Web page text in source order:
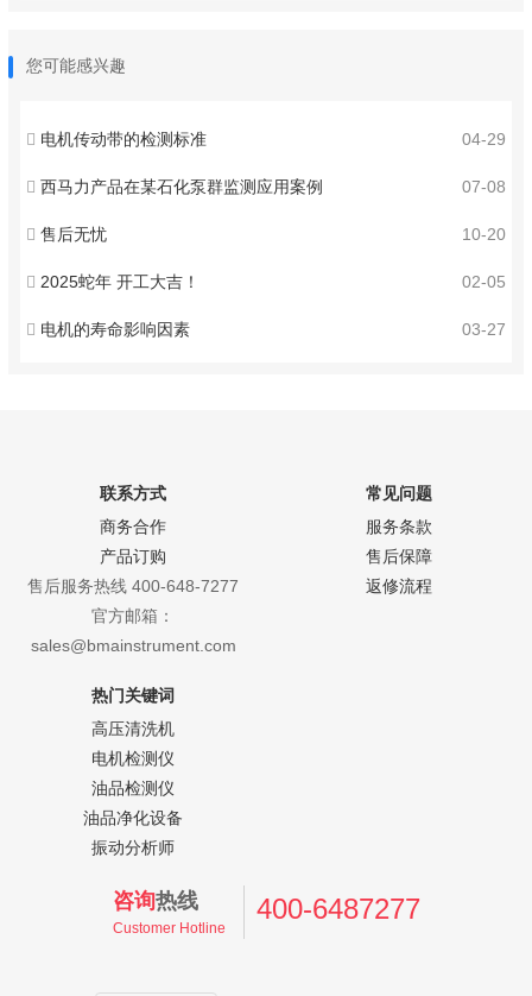
您可能感兴趣
04-29
电机传动带的检测标准
07-08
西马力产品在某石化泵群监测应用案例
10-20
售后无忧
02-05
2025蛇年 开工大吉！
03-27
电机的寿命影响因素
联系方式
商务合作
产品订购
售后服务热线 400-648-7277
官方邮箱：
sales@bmainstrument.com
常见问题
服务条款
售后保障
返修流程
热门关键词
高压清洗机
电机检测仪
油品检测仪
油品净化设备
振动分析师
咨询热线
Customer Hotline
400-6487277